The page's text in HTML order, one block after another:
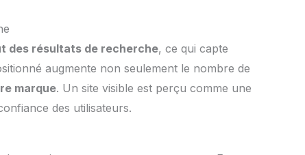
des résultats de recherche, ce qui capte
augmente non seulement le nombre de
marque. Un site visible est perçu comme une
des utilisateurs.